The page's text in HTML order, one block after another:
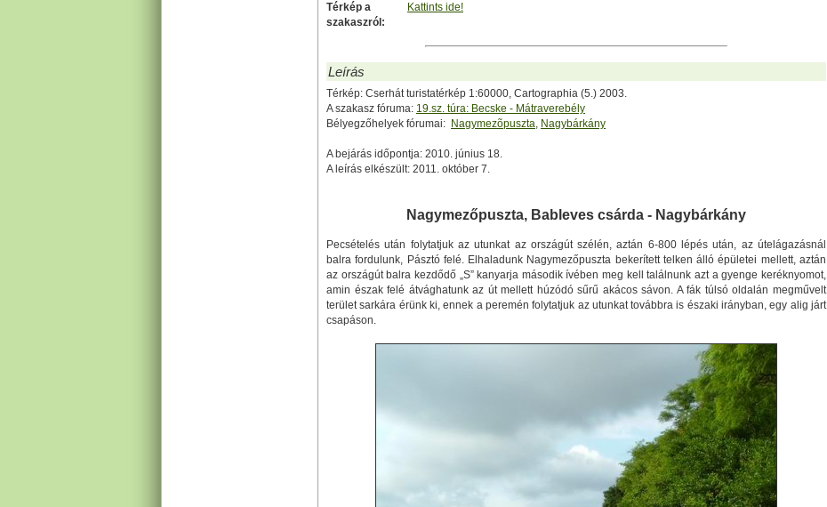
Térkép a
szakaszról:
Kattints ide!
Leírás
Térkép: Cserhát turistatérkép 1:60000, Cartographia (5.) 2003.
A szakasz fóruma: 19.sz. túra: Becske - Mátraverebély
Bélyegzőhelyek fórumai: Nagymezõpuszta, Nagybárkány
A bejárás időpontja: 2010. június 18.
A leírás elkészült: 2011. október 7.
Nagymezőpuszta, Bableves csárda - Nagybárkány
Pecsételés után folytatjuk az utunkat az országút szélén, aztán 6-800 lépés után, az útelágazásnál
balra fordulunk, Pásztó felé. Elhaladunk Nagymezőpuszta bekerített telken álló épületei mellett, aztán
az országút balra kezdődő „S” kanyarja második ívében meg kell találnunk azt a gyenge keréknyomot,
amin észak felé átvághatunk az út mellett húzódó sűrű akácos sávon. A fák túlsó oldalán megművelt
terület sarkára érünk ki, ennek a peremén folytatjuk az utunkat továbbra is északi irányban, egy alig járt
csapáson.